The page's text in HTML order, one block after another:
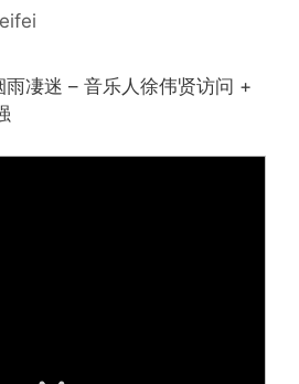
雨凄迷 – 音乐人徐伟贤访问 +